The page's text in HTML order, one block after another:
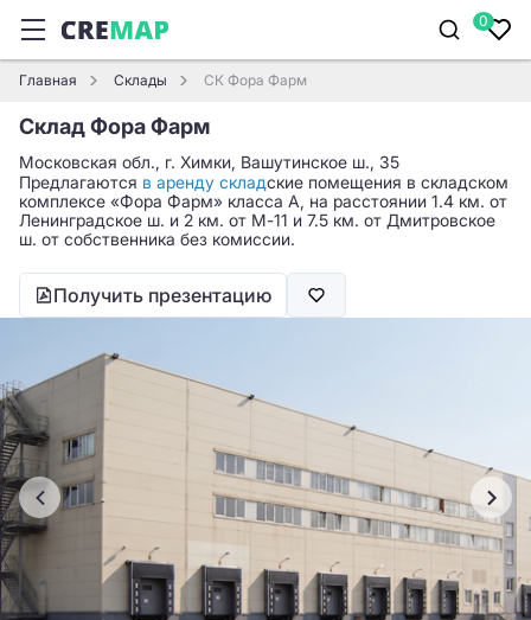
0
Главная Склады СК Фора Фарм
Склад Фора Фарм
Московская обл., г. Химки, Вашутинское ш., 35
Предлагаются в аренду складские помещения в складском
комплексе «Фора Фарм» класса A, на расстоянии 1.4 км. от
Ленинградское ш. и 2 км. от М-11 и 7.5 км. от Дмитровское
ш. от собственника без комиссии.
Получить презентацию